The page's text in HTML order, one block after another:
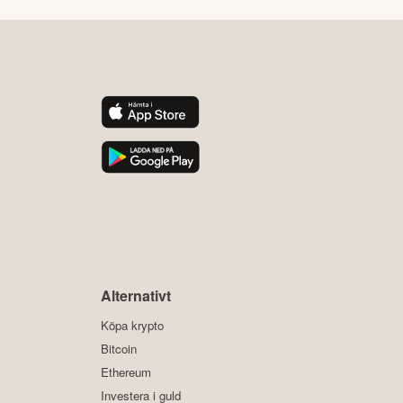
Alternativt
Köpa krypto
Bitcoin
Ethereum
Investera i guld